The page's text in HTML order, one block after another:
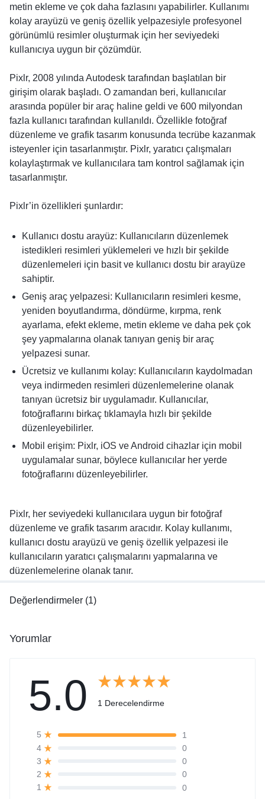
metin ekleme ve çok daha fazlasını yapabilirler. Kullanımı
kolay arayüzü ve geniş özellik yelpazesiyle profesyonel
görünümlü resimler oluşturmak için her seviyedeki
kullanıcıya uygun bir çözümdür.
Pixlr, 2008 yılında Autodesk tarafından başlatılan bir
girişim olarak başladı. O zamandan beri, kullanıcılar
arasında popüler bir araç haline geldi ve 600 milyondan
fazla kullanıcı tarafından kullanıldı. Özellikle fotoğraf
düzenleme ve grafik tasarım konusunda tecrübe kazanmak
isteyenler için tasarlanmıştır. Pixlr, yaratıcı çalışmaları
kolaylaştırmak ve kullanıcılara tam kontrol sağlamak için
tasarlanmıştır.
Pixlr’in özellikleri şunlardır:
Kullanıcı dostu arayüz: Kullanıcıların düzenlemek
istedikleri resimleri yüklemeleri ve hızlı bir şekilde
düzenlemeleri için basit ve kullanıcı dostu bir arayüze
sahiptir.
Geniş araç yelpazesi: Kullanıcıların resimleri kesme,
yeniden boyutlandırma, döndürme, kırpma, renk
ayarlama, efekt ekleme, metin ekleme ve daha pek çok
şey yapmalarına olanak tanıyan geniş bir araç
yelpazesi sunar.
Ücretsiz ve kullanımı kolay: Kullanıcıların kaydolmadan
veya indirmeden resimleri düzenlemelerine olanak
tanıyan ücretsiz bir uygulamadır. Kullanıcılar,
fotoğraflarını birkaç tıklamayla hızlı bir şekilde
düzenleyebilirler.
Mobil erişim: Pixlr, iOS ve Android cihazlar için mobil
uygulamalar sunar, böylece kullanıcılar her yerde
fotoğraflarını düzenleyebilirler.
Pixlr, her seviyedeki kullanıcılara uygun bir fotoğraf
düzenleme ve grafik tasarım aracıdır. Kolay kullanımı,
kullanıcı dostu arayüzü ve geniş özellik yelpazesi ile
kullanıcıların yaratıcı çalışmalarını yapmalarına ve
düzenlemelerine olanak tanır.
Değerlendirmeler (1)
Yorumlar
5.0 1 Derecelendirme
5
1
4
0
3
0
2
0
1
0